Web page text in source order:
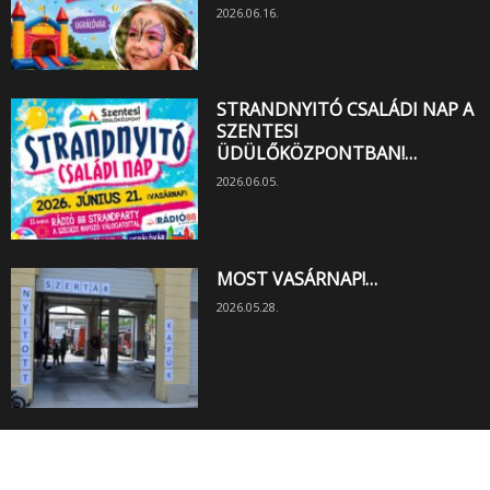
2026.06.16.
STRANDNYITÓ CSALÁDI NAP A
SZENTESI
ÜDÜLŐKÖZPONTBAN!…
2026.06.05.
MOST VASÁRNAP!…
2026.05.28.